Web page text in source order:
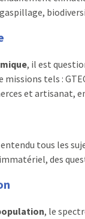
, il est
missions tels :
et artisanat,
tous les
des
, le